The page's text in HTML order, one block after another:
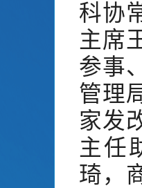
科协
主席
参事
管理
家发
主任
琦，